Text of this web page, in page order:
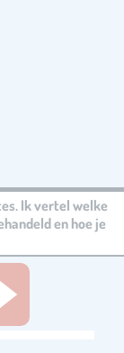
Ik vertel welke
en hoe je